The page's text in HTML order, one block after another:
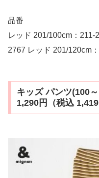
品番
レッド 201/100cm：
2767 レッド 201/120cm
キッズ パンツ(100
1,290円（税込 1,419